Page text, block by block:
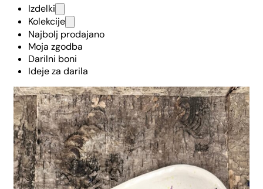
Izdelki
Kolekcije
Najbolj prodajano
Moja zgodba
Darilni boni
Ideje za darila